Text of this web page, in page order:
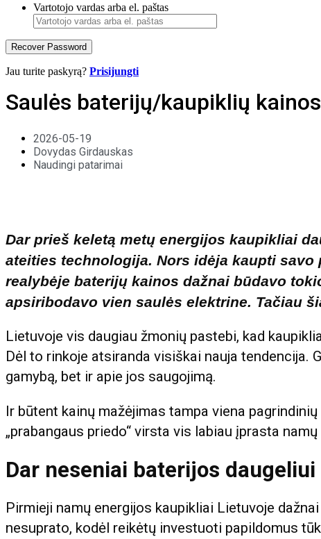
Vartotojo vardas arba el. paštas
Recover Password
Jau turite paskyrą? Prisijungti
Saulės baterijų/kaupiklių
2026-05-19
Dovydas Girdauskas
Naudingi patarimai
Dar prieš keletą metų energijos kaupikliai
ateities technologija. Nors idėja kaupti
realybėje baterijų kainos dažnai būdavo
apsiribodavo vien saulės elektrine. Tačiau
Lietuvoje vis daugiau žmonių pastebi, kad
Dėl to rinkoje atsiranda visiškai nauja tendencija.
gamybą, bet ir apie jos saugojimą.
Ir būtent kainų mažėjimas tampa viena
„prabangaus priedo“ virsta vis labiau įprasta
Dar neseniai baterijos
Pirmieji namų energijos kaupikliai Lietuvoje
nesuprato, kodėl reikėtų investuoti papildomus